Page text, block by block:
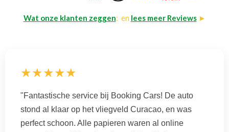
Wat onze klanten zeggen: en lees meer Reviews►
★★★★★
"Fantastische service bij Booking Cars! De auto
stond al klaar op het vliegveld Curacao, en was
perfect schoon. Alle papieren waren al online